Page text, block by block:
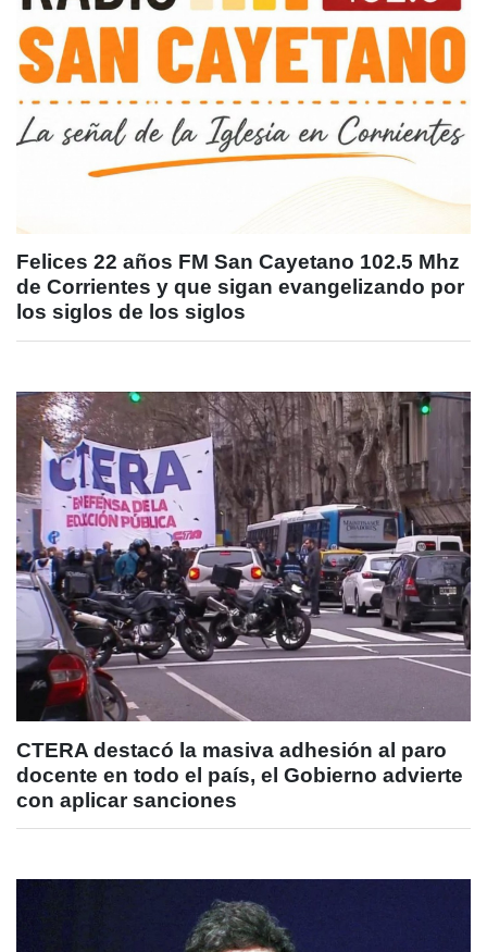
Felices 22 años FM San Cayetano 102.5 Mhz
de Corrientes y que sigan evangelizando por
los siglos de los siglos
CTERA destacó la masiva adhesión al paro
docente en todo el país, el Gobierno advierte
con aplicar sanciones